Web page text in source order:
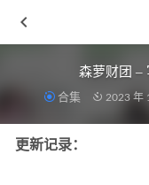
森萝财团 –
合集 2023 年
更新记录：